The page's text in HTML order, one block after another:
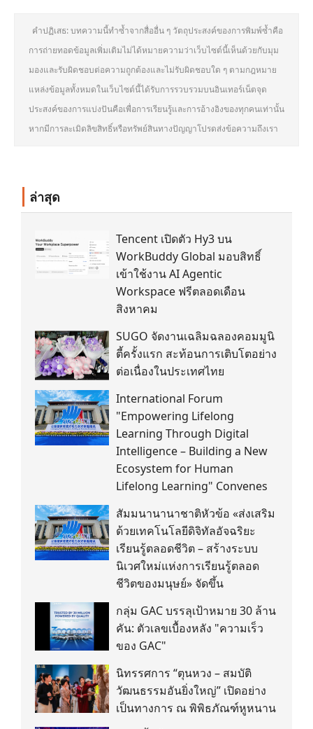
คำปฏิเสธ: บทความนี้ทำซ้ำจากสื่ออื่น ๆ วัตถุประสงค์ของการพิมพ์ซ้ำคือ
การถ่ายทอดข้อมูลเพิ่มเติมไม่ได้หมายความว่าเว็บไซต์นี้เห็นด้วยกับมุม
มองและรับผิดชอบต่อความถูกต้องและไม่รับผิดชอบใด ๆ ตามกฎหมาย
แหล่งข้อมูลทั้งหมดในเว็บไซต์นี้ได้รับการรวบรวมบนอินเทอร์เน็ตจุด
ประสงค์ของการแบ่งปันคือเพื่อการเรียนรู้และการอ้างอิงของทุกคนเท่านั้น
หากมีการละเมิดลิขสิทธิ์หรือทรัพย์สินทางปัญญาโปรดส่งข้อความถึงเรา
ล่าสุด
Tencent เปิดตัว Hy3 บน
WorkBuddy Global มอบสิทธิ์
เข้าใช้งาน AI Agentic
Workspace ฟรีตลอดเดือน
สิงหาคม
SUGO จัดงานเฉลิมฉลองคอมมูนิ
ตี้ครั้งแรก สะท้อนการเติบโตอย่าง
ต่อเนื่องในประเทศไทย
International Forum
"Empowering Lifelong
Learning Through Digital
Intelligence – Building a New
Ecosystem for Human
Lifelong Learning" Convenes
สัมมนานานาชาติหัวข้อ «ส่งเสริม
ด้วยเทคโนโลยีดิจิทัลอัจฉริยะ
เรียนรู้ตลอดชีวิต – สร้างระบบ
นิเวศใหม่แห่งการเรียนรู้ตลอด
ชีวิตของมนุษย์» จัดขึ้น
กลุ่ม GAC บรรลุเป้าหมาย 30 ล้าน
คัน: ตัวเลขเบื้องหลัง "ความเร็ว
ของ GAC"
นิทรรศการ “ตุนหวง – สมบัติ
วัฒนธรรมอันยิ่งใหญ่” เปิดอย่าง
เป็นทางการ ณ พิพิธภัณฑ์หูหนาน